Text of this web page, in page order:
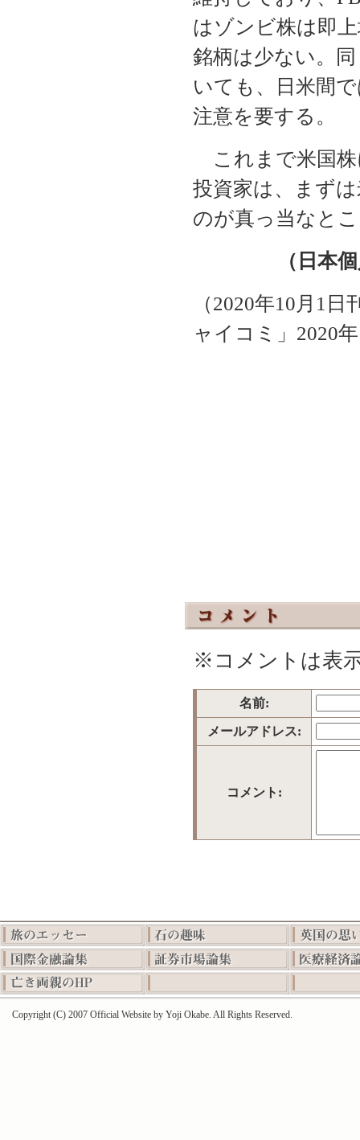
はゾンビ株は即
銘柄は少ない。
いても、日米間
注意を要する。
これまで米国株
投資家は、まず
のが真っ当なと
（日本
（2020年10月1
ャイコミ」2020
※コメントは表
名前:
メールアドレス:
コメント:
Copyright (C) 2007 Official Website by Yoji Okabe. All Rights Reserved.